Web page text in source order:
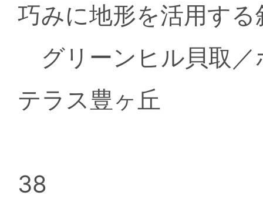
巧みに地形を活用する
グリーンヒル貝取／
テラス豊ヶ丘
38